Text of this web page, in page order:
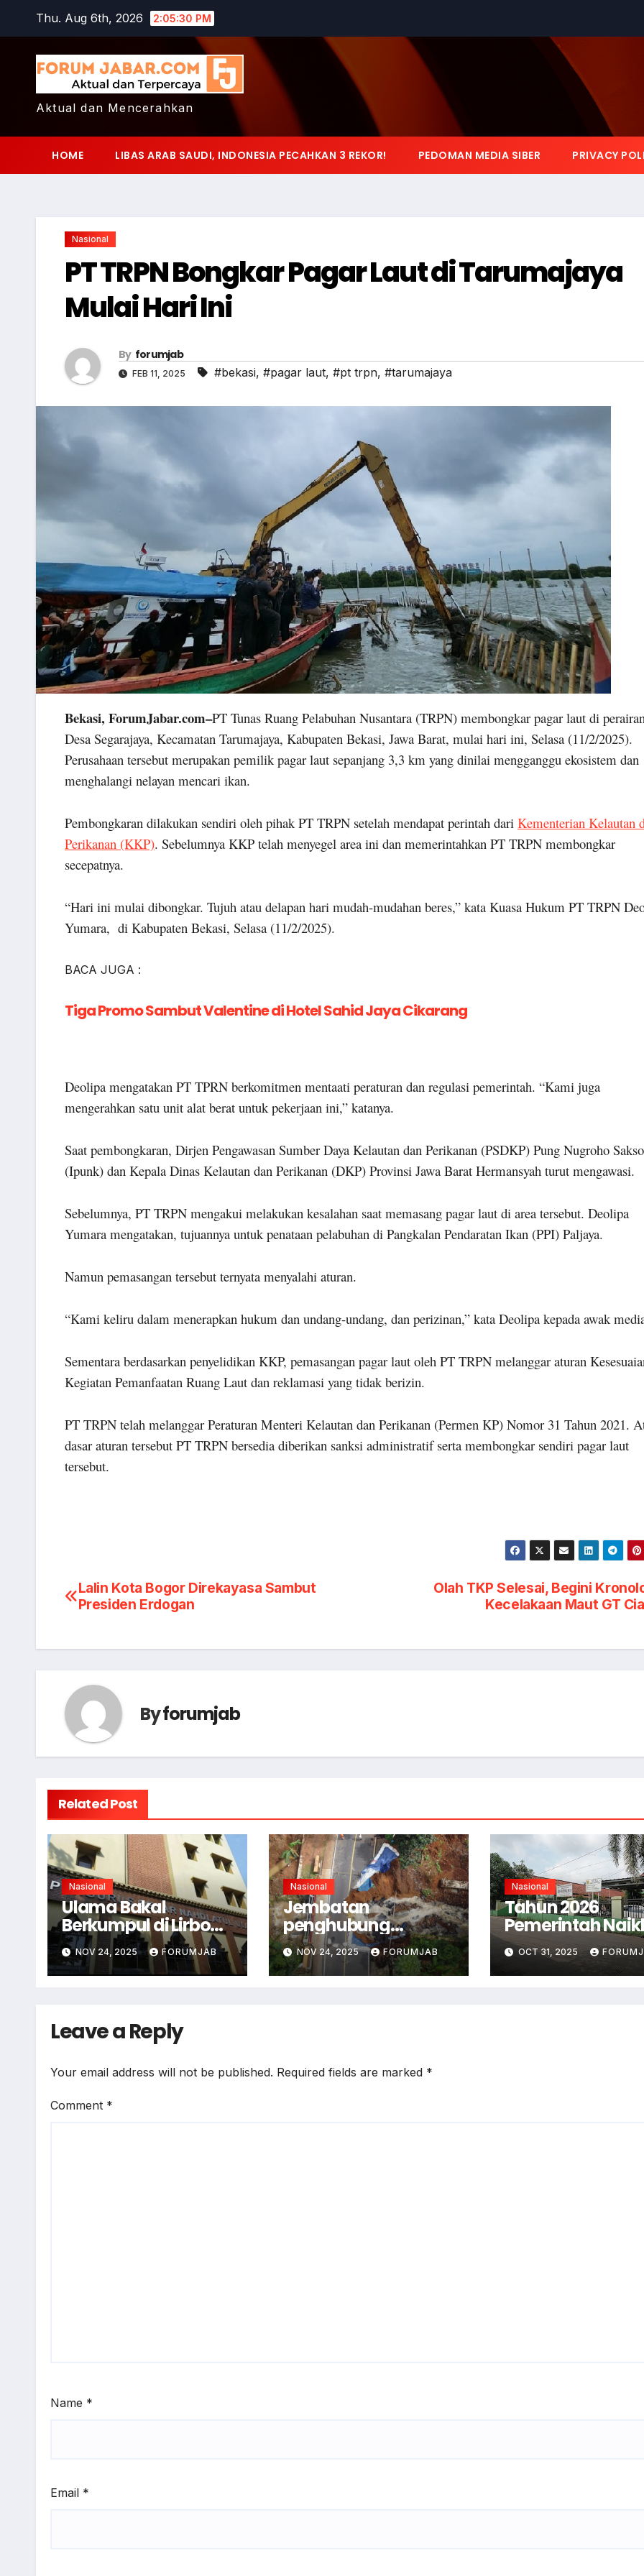
content
Thu. Aug 6th, 2026 2:05:31 PM
Aktual dan Mencerahkan
HOME LIBAS ARAB SAUDI, INDONESIA PECAHKAN 3 REKOR! PEDOMAN MEDIA SIBER PRIVACY
Nasional
PT TRPN Bongkar Pagar Laut di Tarumajaya
Mulai Hari Ini
By forumjab
FEB 11, 2025 #bekasi, #pagar laut, #pt trpn, #tarumajaya
Bekasi, ForumJabar.com–PT Tunas Ruang Pelabuhan Nusantara (TRPN) membongkar pagar laut di
Desa Segarajaya, Kecamatan Tarumajaya, Kabupaten Bekasi, Jawa Barat, mulai hari ini, Selasa (11/2/2025).
Perusahaan tersebut merupakan pemilik pagar laut sepanjang 3,3 km yang dinilai mengganggu ekosistem dan
menghalangi nelayan mencari ikan.
Pembongkaran dilakukan sendiri oleh pihak PT TRPN setelah mendapat perintah dari Kementerian Kelautan
Perikanan (KKP). Sebelumnya KKP telah menyegel area ini dan memerintahkan PT TRPN membongkar
secepatnya.
“Hari ini mulai dibongkar. Tujuh atau delapan hari mudah-mudahan beres,” kata Kuasa Hukum PT TRPN
Yumara, di Kabupaten Bekasi, Selasa (11/2/2025).
BACA JUGA :
Tiga Promo Sambut Valentine di Hotel Sahid Jaya Cikarang
Deolipa mengatakan PT TPRN berkomitmen mentaati peraturan dan regulasi pemerintah. “Kami juga
mengerahkan satu unit alat berat untuk pekerjaan ini,” katanya.
Saat pembongkaran, Dirjen Pengawasan Sumber Daya Kelautan dan Perikanan (PSDKP) Pung Nugroho
(Ipunk) dan Kepala Dinas Kelautan dan Perikanan (DKP) Provinsi Jawa Barat Hermansyah turut mengawasi.
Sebelumnya, PT TRPN mengakui melakukan kesalahan saat memasang pagar laut di area tersebut. Deolipa
Yumara mengatakan, tujuannya untuk penataan pelabuhan di Pangkalan Pendaratan Ikan (PPI) Paljaya.
Namun pemasangan tersebut ternyata menyalahi aturan.
“Kami keliru dalam menerapkan hukum dan undang-undang, dan perizinan,” kata Deolipa kepada awak
Sementara berdasarkan penyelidikan KKP, pemasangan pagar laut oleh PT TRPN melanggar aturan
Kegiatan Pemanfaatan Ruang Laut dan reklamasi yang tidak berizin.
PT TRPN telah melanggar Peraturan Menteri Kelautan dan Perikanan (Permen KP) Nomor 31 Tahun 2021.
dasar aturan tersebut PT TRPN bersedia diberikan sanksi administratif serta membongkar sendiri pagar laut
tersebut.
Post
Olah TKP Selesai, Begini
Kecelakaan Maut GT
Lalin Kota Bogor Direkayasa Sambut
Presiden Erdogan
Byforumjab
Related Post
Nasional
Ulama Bakal
Berkumpul di Lirboyo
Bahas Kisruh PBNU
NOV 24, 2025 FORUMJAB
Nasional
Jembatan
penghubung
Ciamis-Cirebon
Terputus
NOV 24, 2025 FORUMJAB
Nasional
Tahun 2026
Pemerintah
Insentif Guru
Honorer
OCT 31, 2025
Leave a Reply
Your email address will not be published. Required fields are marked *
Comment *
Name *
Email *